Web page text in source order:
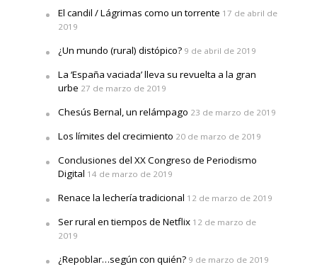
El candil / Lágrimas como un torrente 17 de abril de
2019
¿Un mundo (rural) distópico? 9 de abril de 2019
La ‘España vaciada’ lleva su revuelta a la gran
urbe 27 de marzo de 2019
Chesús Bernal, un relámpago 23 de marzo de 2019
Los límites del crecimiento 20 de marzo de 2019
Conclusiones del XX Congreso de Periodismo
Digital 14 de marzo de 2019
Renace la lechería tradicional 12 de marzo de 2019
Ser rural en tiempos de Netflix 12 de marzo de
2019
¿Repoblar…según con quién? 9 de marzo de 2019